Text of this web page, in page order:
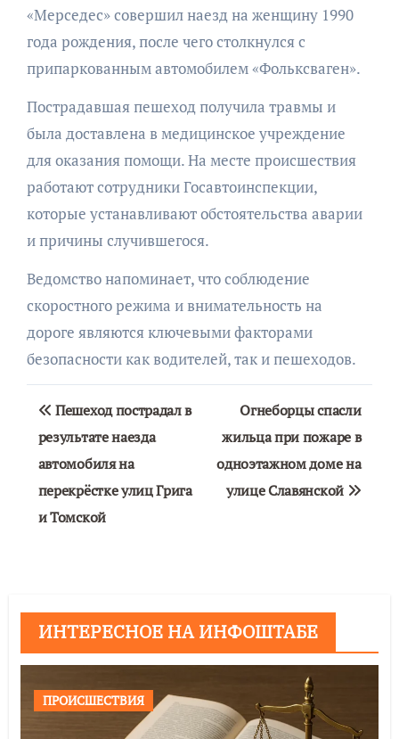
«Мерседес» совершил наезд на женщину 1990
года рождения, после чего столкнулся с
припаркованным автомобилем «Фольксваген».
Пострадавшая пешеход получила травмы и
была доставлена в медицинское учреждение
для оказания помощи. На месте происшествия
работают сотрудники Госавтоинспекции,
которые устанавливают обстоятельства аварии
и причины случившегося.
Ведомство напоминает, что соблюдение
скоростного режима и внимательность на
дороге являются ключевыми факторами
безопасности как водителей, так и пешеходов.
Навигация
по
записям
Пешеход пострадал в
результате наезда
автомобиля на
перекрёстке улиц Грига
и Томской
Огнеборцы спасли
жильца при пожаре в
одноэтажном доме на
улице Славянской
ИНТЕРЕСНОЕ НА ИНФОШТАБЕ
ПРОИСШЕСТВИЯ